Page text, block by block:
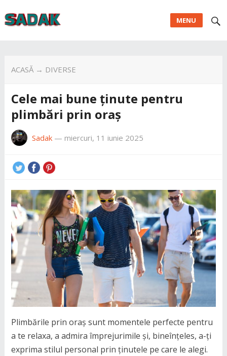
MENU
ACASĂ→ DIVERSE
Cele mai bune ținute pentru
plimbări prin oraș
Sadak— miercuri, 11 iunie 2025
Plimbările prin oraș sunt momentele perfecte pentru
a te relaxa, a admira împrejurimile și, bineînțeles, a-ți
exprima stilul personal prin ținutele pe care le alegi.